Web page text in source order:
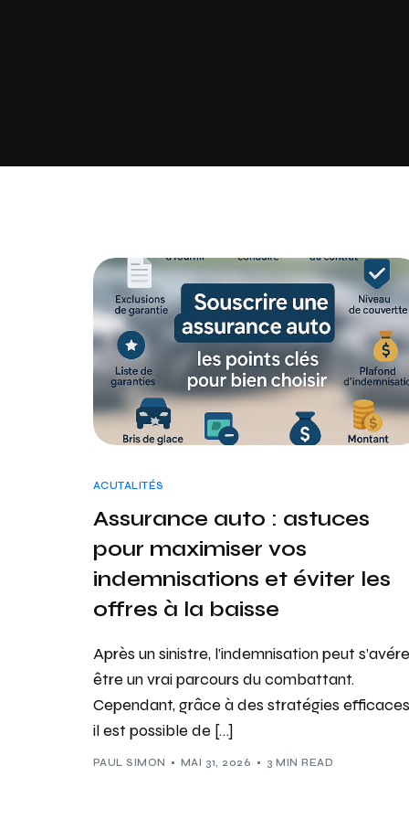
ACUTALITÉS
Assurance auto : astuces
pour maximiser vos
indemnisations et éviter les
offres à la baisse
Après un sinistre, l’indemnisation peut
être un vrai parcours du combattant.
Cependant, grâce à des stratégies
il est possible de […]
PAUL SIMON MAI 31, 2026 3 MIN READ